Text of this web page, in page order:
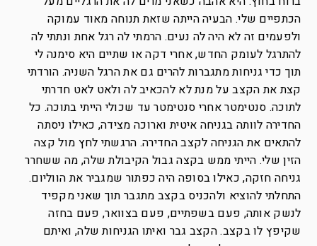
הכתפיים שלי. הבעיה הייתה שזאת תנוחה מאוד עמוקה
ולפעמים זה לא היה לה נעים. הרמתי לה רגל אחת ונתתי לה
להתרגל לעומק החדש, אחרי דקה או שתיים היא סימנה לי
תוך כדי גניחות מתגברות להרים גם את הרגל השניה. הורדתי
קצת את הקצב על מנת לא להכאיב לה ולאט לאט חדרתי
לתוכה. סנטימטר אחרי סנטימטר עד שכולי הייתי בתוכה. כל
החדירה לוותה בגניחה איטית וארוכה מצידה, כאילו ניסתה
להתאים את הגניחה לקצב החדירה. הרגשתי לחץ מול קצה
הזין שלי. הייתי ממש בקצה גבול הקיבולת שלה, מה ששחרר
גניחה חזקה, כאילו בסופה היה כפתור שמגביר את הווליום.
התחלתי להוציא ולהכניס בקצב מתגבר תוך שאני מקפיד
לנשק אותה, פעם בשפתיים, פעם בצוואר, פעם בחזה
שקיפץ לו בקצב. הקצב גבר ואיתו הגניחות שלה, ואיתם